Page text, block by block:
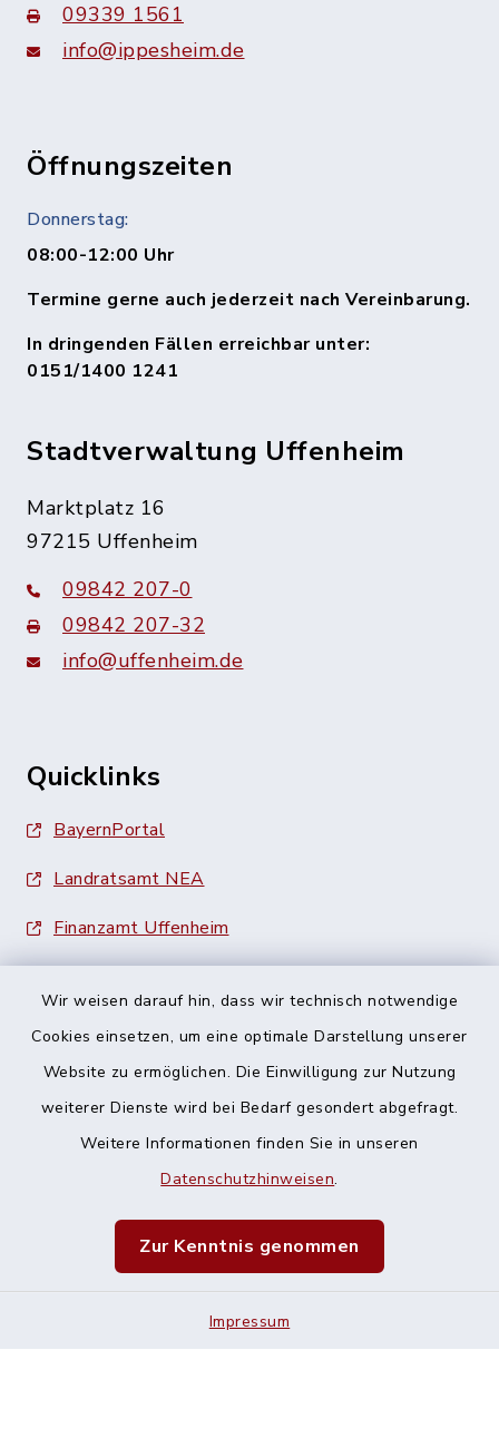
Wir weisen darauf hin, dass wir technisch notwendige
Cookies einsetzen, um eine optimale Darstellung unserer
Website zu ermöglichen. Die Einwilligung zur Nutzung
weiterer Dienste wird bei Bedarf gesondert abgefragt.
Weitere Informationen finden Sie in unseren
Datenschutzhinweisen.
Zur Kenntnis genommen
Impressum
09339 1561
info@ippesheim.de
Öffnungszeiten
Donnerstag:
08:00-12:00 Uhr
Termine gerne auch jederzeit nach Vereinbarung.
In dringenden Fällen erreichbar unter:
0151/1400 1241
Stadtverwaltung Uffenheim
Marktplatz 16
97215 Uffenheim
09842 207-0
09842 207-32
info@uffenheim.de
Quicklinks
BayernPortal
Landratsamt NEA
Finanzamt Uffenheim
Barrierefreiheit
Impressum
Sitemap